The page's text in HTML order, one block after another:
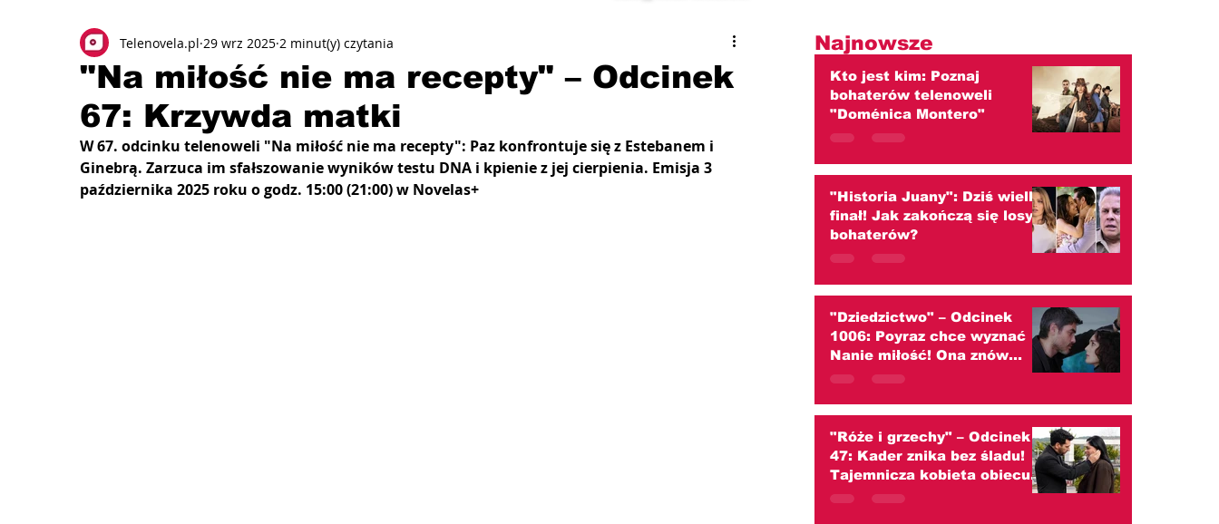
"Na miłość nie ma recepty" – Odcinek
67: Krzywda matki
Telenovela.pl 29 wrz 2025 2 minut(y) czytania
W 67. odcinku telenoweli "Na miłość nie ma recepty": Paz konfrontuje się z Estebanem i
Ginebrą. Zarzuca im sfałszowanie wyników testu DNA i kpienie z jej cierpienia. Emisja 3
października 2025 roku o godz. 15:00 (21:00) w Novelas+
Najnowsze
Kto jest kim: Poznaj
bohaterów telenoweli
"Doménica Montero"
"Historia Juany": Dziś wielki
finał! Jak zakończą się losy
bohaterów?
"Dziedzictwo" – Odcinek
1006: Poyraz chce wyznać
Nanie miłość! Ona znów
przed nim ucieka
"Róże i grzechy" – Odcinek
47: Kader znika bez śladu!
Tajemnicza kobieta obiecuje
zaprowadzić ją do ojca